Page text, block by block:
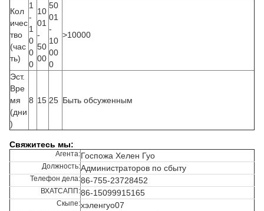
Кол
ичес
тво
(час
ть)
1
-
1
0
0
0
10
01
-
50
00
50
01
-
10
00
0
>10000
Эст.
Вре
мя
(дни
)
8 15 25 Быть обсуженным
Свяжитесь мы:
Агента:Госпожа Хелен Гуо
Должность:Администраторов по сбыту
Телефон дела:86-755-23728452
ВХАТСАПП:86-15099915165
Скыпе:хэленгуо07